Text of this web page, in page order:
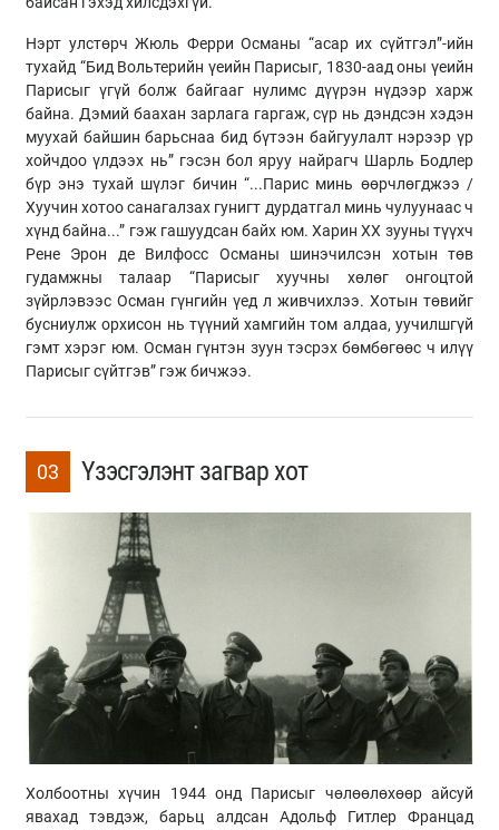
Нэрт улстөрч Жюль Ферри Османы “асар их сүйтгэл”-ийн
тухайд “Бид Вольтерийн үеийн Парисыг, 1830-аад оны үеийн
Парисыг үгүй болж байгааг нулимс дүүрэн нүдээр харж
байна. Дэмий баахан зарлага гаргаж, сүр нь дэндсэн хэдэн
муухай байшин барьснаа бид бүтээн байгуулалт нэрээр үр
хойчдоо үлдээх нь” гэсэн бол яруу найрагч Шарль Бодлер
бүр энэ тухай шүлэг бичин “...Парис минь өөрчлөгджээ /
Хуучин хотоо санагалзах гунигт дурдатгал минь чулуунаас ч
хүнд байна...” гэж гашуудсан байх юм. Харин XX зууны түүхч
Рене Эрон де Вилфосс Османы шинэчилсэн хотын төв
гудамжны талаар “Парисыг хуучны хөлөг онгоцтой
зүйрлэвээс Осман гүнгийн үед л живчихлээ. Хотын төвийг
бусниулж орхисон нь түүний хамгийн том алдаа, уучилшгүй
гэмт хэрэг юм. Осман гүнтэн зуун тэсрэх бөмбөгөөс ч илүү
Парисыг сүйтгэв” гэж бичжээ.
03 Үзэсгэлэнт загвар хот
Холбоотны хүчин 1944 онд Парисыг чөлөөлөхөөр айсуй
явахад тэвдэж, барьц алдсан Адольф Гитлер Францад